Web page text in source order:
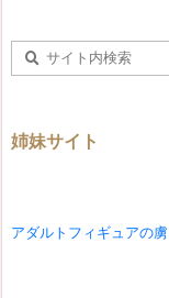
姉妹サイト
アダルトフィギュアの虜